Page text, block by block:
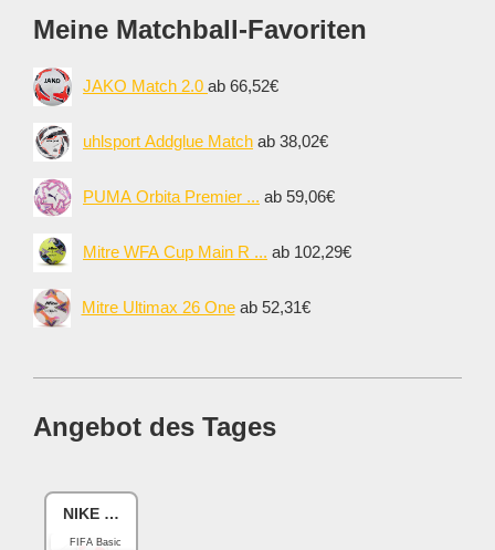
Meine Matchball-Favoriten
JAKO Match 2.0 ab 66,52€
uhlsport Addglue Match ab 38,02€
PUMA Orbita Premier ... ab 59,06€
Mitre WFA Cup Main R ... ab 102,29€
Mitre Ultimax 26 Oneab 52,31€
Angebot des Tages
NIKE Academy
FIFA Basic